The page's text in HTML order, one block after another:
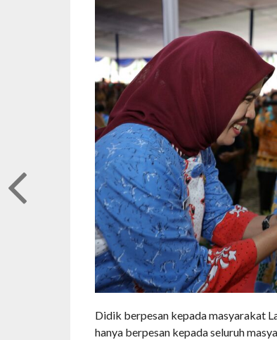
Didik berpesan kepada masyarakat
hanya berpesan kepada seluruh